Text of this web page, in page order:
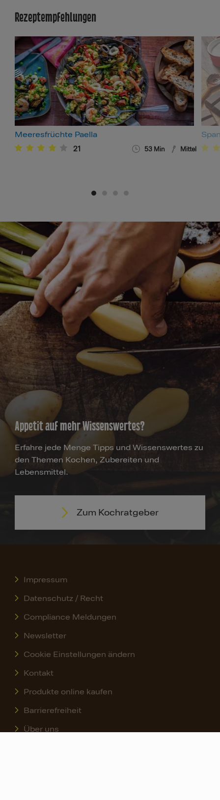
Rezeptempfehlungen
Meeresfrüchte Paella
21 53 Min Mittel
Appetit auf mehr Wissenswertes?
Erfahre jede Menge Tipps und Wissenswertes zu
den Themen Kochen, Zubereiten und
Lebensmittel.
Zum Kochratgeber
Impressum
Datenschutz / Recht
Compliance Meldungen
Newsletter
Cookie Einstellungen ändern
Kontakt
Produkte online kaufen
Barrierefreiheit
Über uns